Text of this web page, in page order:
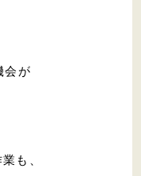
会が
も、